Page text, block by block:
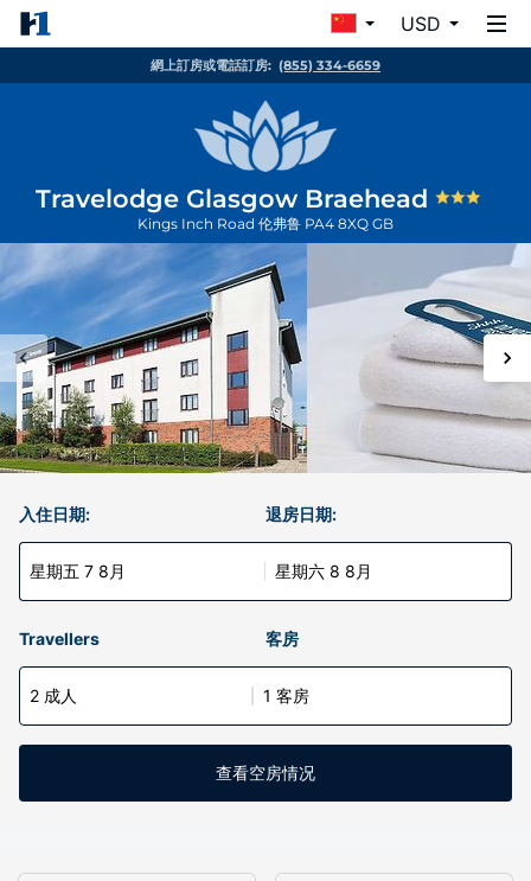
USD
網上訂房或電話訂房: (855) 334-6659
Travelodge Glasgow Braehead
Kings Inch Road 伦弗鲁 PA4 8XQ GB
入住日期:
星期五 7 8月
退房日期:
星期六 8 8月
Travellers 客房
2 成人 1 客房
查看空房情况